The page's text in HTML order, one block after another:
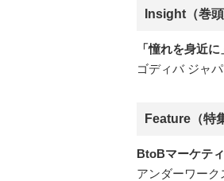
Insight（巻
「憧れを身近
ゴディバ ジャ
Feature（特
BtoBマーケテ
アンダーワー